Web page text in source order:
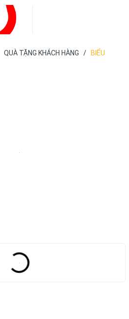
QUÀ TẶNG KHÁCH HÀNG /
BIỂU